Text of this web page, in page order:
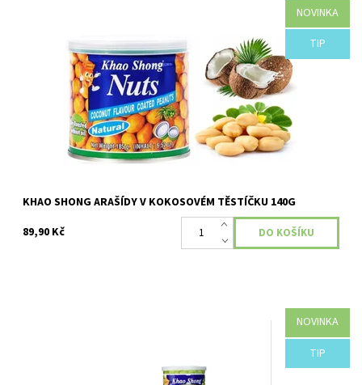
NOVINKA
TIP
KHAO SHONG ARAŠÍDY V KOKOSOVÉM TĚSTÍČKU 140G
89,90 Kč
NOVINKA
TIP